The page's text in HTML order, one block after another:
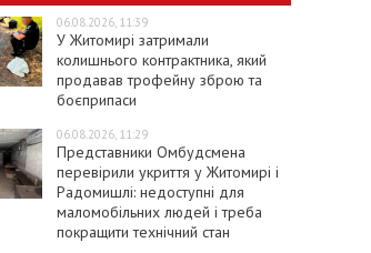
06.08.2026, 11:39
У Житомирі затримали
колишнього контрактника, який
продавав трофейну зброю та
боєприпаси
06.08.2026, 11:29
Представники Омбудсмена
перевірили укриття у Житомирі і
Радомишлі: недоступні для
маломобільних людей і треба
покращити технічний стан